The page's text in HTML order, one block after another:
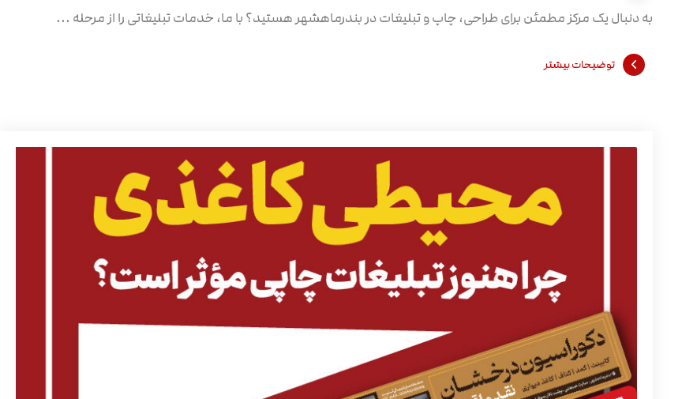
به دنبال یک مرکز مطمئن برای طراحی، چاپ و تبلیغات در بندرماهشهر هستید؟ با ما، خدمات تبلیغاتی را از مرحله ...
توضیحات بیشتر